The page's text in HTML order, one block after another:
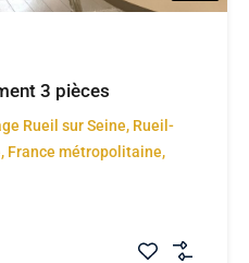
3 pièces
Rueil sur Seine, Rueil-
France métropolitaine,